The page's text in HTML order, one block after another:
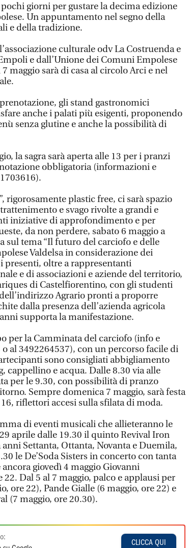
giorni per gustare la decima edizione
Un appuntamento nel segno della
e della tradizione.
culturale odv La Costruenda e
e dall’Unione dei Comuni Empolese
maggio sarà di casa al circolo Arci e nel
gli stand gastronomici
anche i palati più esigenti, proponendo
senza glutine e anche la possibilità di
la sagra sarà aperta alle 13 per i pranzi
obbligatoria (informazioni e
rigorosamente plastic free, ci sarà spazio
e svago rivolte a grandi e
iniziative di approfondimento e per
da non perdere, sabato 6 maggio a
sul tema “Il futuro del carciofo e delle
Valdelsa in considerazione dei
oltre a rappresentanti
e di associazioni e aziende del territorio,
di Castelfiorentino, con gli studenti
Agrario pronti a proporre
dalla presenza dell’azienda agricola
supporta la manifestazione.
per la Camminata del carciofo (info e
al 3492264537), con un percorso facile di
sono consigliati abbigliamento
cappellino e acqua. Dalle 8.30 via alle
per le 9.30, con possibilità di pranzo
Sempre domenica 7 maggio, sarà festa
riflettori accesi sulla sfilata di moda.
di eventi musicali che allieteranno le
aprile dalle 19.30 il quinto Revival Iron
Settanta, Ottanta, Novanta e Duemila,
le De’Soda Sisters in concerto con tanta
giovedì 4 maggio Giovanni
Dal 5 al 7 maggio, palco e applausi per
ore 22), Pande Gialle (6 maggio, ore 22) e
(7 maggio, ore 20.30).
CLICCA QUI